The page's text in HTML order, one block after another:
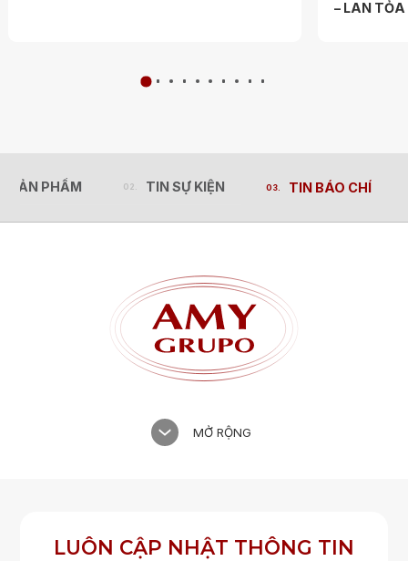
– LAN
SẢN PHẨM
SẢN PHẨM
TIN SỰ KIỆN
TIN SỰ KIỆN
TIN BÁO CHÍ
TIN BÁO CHÍ
MỞ RỘNG
LUÔN CẬP NHẬT THÔNG TIN